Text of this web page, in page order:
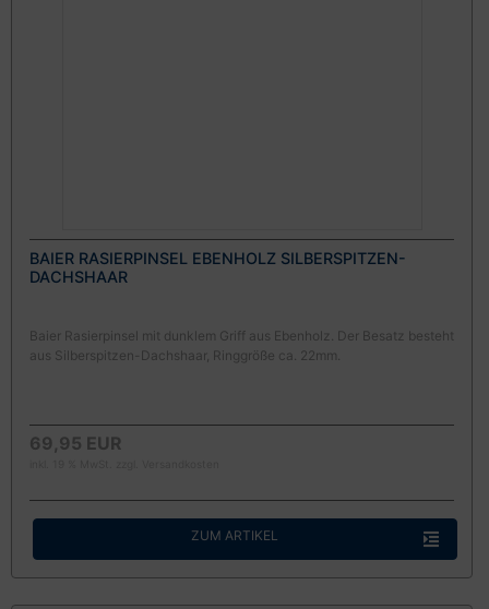
BAIER RASIERPINSEL EBENHOLZ SILBERSPITZEN-
DACHSHAAR
Baier Rasierpinsel mit dunklem Griff aus Ebenholz. Der Besatz besteht
aus Silberspitzen-Dachshaar, Ringgröße ca. 22mm.
69,95 EUR
ZUM ARTIKEL